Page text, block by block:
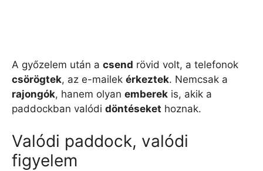
A győzelem után a csend rövid volt, a telefonok
csörögtek, az e-mailek érkeztek. Nemcsak a
rajongók, hanem olyan emberek is, akik a
paddockban valódi döntéseket hoznak.
Valódi paddock, valódi
figyelem